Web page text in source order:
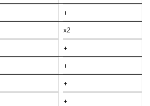
+
x2
+
+
+
+